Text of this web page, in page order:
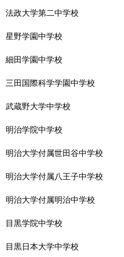
法政大学第二中学校
星野学園中学校
細田学園中学校
三田国際科学学園中学校
武蔵野大学中学校
明治学院中学校
明治大学付属世田谷中学校
明治大学付属八王子中学校
明治大学付属明治中学校
目黒学院中学校
目黒日本大学中学校